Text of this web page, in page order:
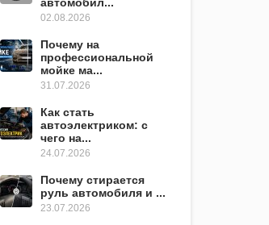
02.08.2026
Почему на
профессиональной
мойке ма...
31.07.2026
Как стать
автоэлектриком: с
чего на...
24.07.2026
Почему стирается
руль автомобиля и ...
23.07.2026